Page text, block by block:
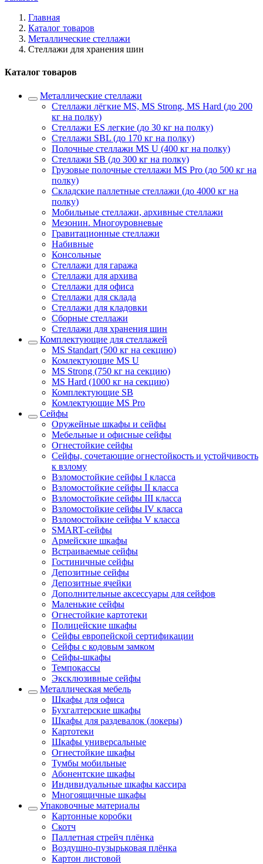
Главная
Каталог товаров
Металлические стеллажи
Стеллажи для хранения шин
Каталог товаров
Металлические стеллажи
Стеллажи лёгкие MS, MS Strong, MS Hard (до 200
кг на полку)
Стеллажи ES легкие (до 30 кг на полку)
Стеллажи SBL (до 170 кг на полку)
Полочные стеллажи MS U (400 кг на полку)
Стеллажи SB (до 300 кг на полку)
Грузовые полочные стеллажи MS Pro (до 500 кг на
полку)
Складские паллетные стеллажи (до 4000 кг на
полку)
Мобильные стеллажи, архивные стеллажи
Мезонин. Многоуровневые
Гравитационные стеллажи
Набивные
Консольные
Стеллажи для гаража
Стеллажи для архива
Стеллажи для офиса
Стеллажи для склада
Стеллажи для кладовки
Сборные стеллажи
Стеллажи для хранения шин
Комплектующие для стеллажей
MS Standart (500 кг на секцию)
Комлектующие MS U
MS Strong (750 кг на секцию)
MS Hard (1000 кг на секцию)
Комплектующие SB
Комлектующие MS Pro
Сейфы
Оружейные шкафы и сейфы
Мебельные и офисные сейфы
Огнестойкие сейфы
Сейфы, сочетающие огнестойкость и устойчивость
к взлому
Взломостойкие сейфы I класса
Взломостойкие сейфы II класса
Взломостойкие сейфы III класса
Взломостойкие сейфы IV класса
Взломостойкие сейфы V класса
SMART-сейфы
Армейские шкафы
Встраиваемые сейфы
Гостиничные сейфы
Депозитные сейфы
Депозитные ячейки
Дополнительные аксессуары для сейфов
Маленькие сейфы
Огнестойкие картотеки
Полицейские шкафы
Сейфы европейской сертификации
Сейфы с кодовым замком
Сейфы-шкафы
Темпокассы
Эксклюзивные сейфы
Металлическая мебель
Шкафы для офиса
Бухгалтерские шкафы
Шкафы для раздевалок (локеры)
Картотеки
Шкафы универсальные
Огнестойкие шкафы
Тумбы мобильные
Абонентские шкафы
Индивидуальные шкафы кассира
Многоящичные шкафы
Упаковочные материалы
Картонные коробки
Скотч
Паллетная стрейч плёнка
Воздушно-пузырьковая плёнка
Картон листовой